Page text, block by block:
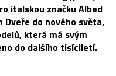
italskou značku Albed
do nového světa,
která má svým
do dalšího tisíciletí.